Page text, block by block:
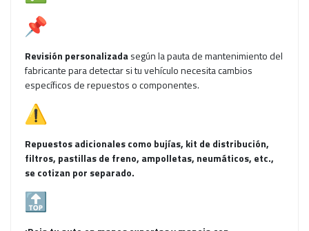
Revisión personalizadasegún la pauta de mantenimiento del
fabricante para detectar si tu vehículo necesita cambios
específicos de repuestos o componentes.
Repuestos adicionales como bujías, kit de distribución,
filtros, pastillas de freno, ampolletas, neumáticos, etc.,
se cotizan por separado.